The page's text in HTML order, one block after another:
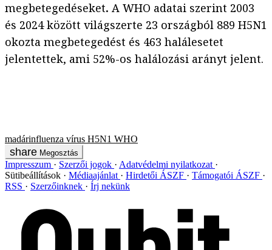
megbetegedéseket. A WHO adatai szerint 2003
és 2024 között világszerte 23 országból 889 H5N1
okozta megbetegedést és 463 halálesetet
jelentettek, ami 52%-os halálozási arányt jelent.
madárinfluenza vírus H5N1 WHO
Megosztás
Impresszum Szerzői jogok
Adatvédelmi nyilatkozat
Sütibeállítások
Médiaajánlat Hirdetői ÁSZF
Támogatói ÁSZF
RSS
Szerzőinknek Írj nekünk